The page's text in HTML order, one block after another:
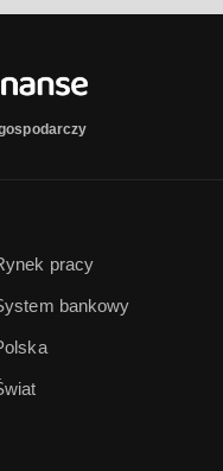
pracy
bankowy